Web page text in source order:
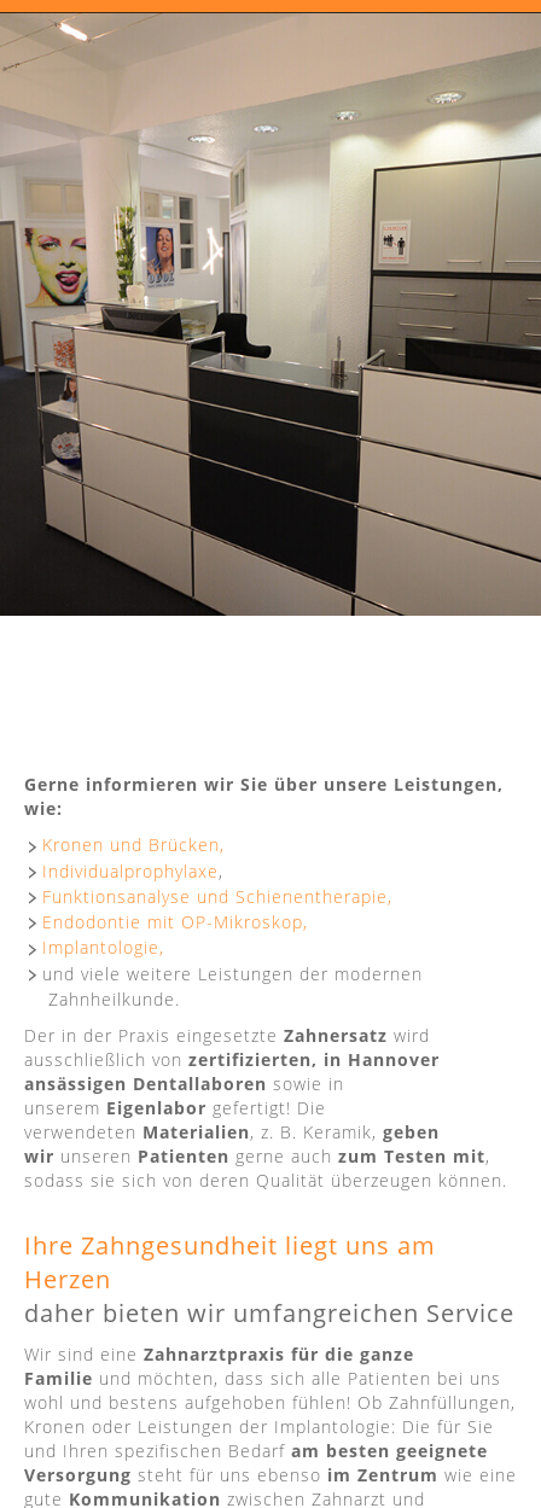
Gerne informieren wir Sie über unsere Leistungen,
wie:
Kronen und Brücken,
Individualprophylaxe,
Funktionsanalyse und Schienentherapie,
Endodontie mit OP-Mikroskop,
Implantologie,
und viele weitere Leistungen der modernen
Zahnheilkunde.
Der in der Praxis eingesetzte Zahnersatz wird
ausschließlich von zertifizierten, in Hannover
ansässigen Dentallaboren sowie in
unserem Eigenlabor gefertigt! Die
verwendeten Materialien, z. B. Keramik, geben
wir unseren Patienten gerne auch zum Testen mit,
sodass sie sich von deren Qualität überzeugen können.
Ihre Zahngesundheit liegt uns am
Herzen
daher bieten wir umfangreichen Service
Wir sind eine Zahnarztpraxis für die ganze
Familie und möchten, dass sich alle Patienten bei uns
wohl und bestens aufgehoben fühlen! Ob Zahnfüllungen,
Kronen oder Leistungen der Implantologie: Die für Sie
und Ihren spezifischen Bedarf am besten geeignete
Versorgung steht für uns ebenso im Zentrum wie eine
gute Kommunikation zwischen Zahnarzt und